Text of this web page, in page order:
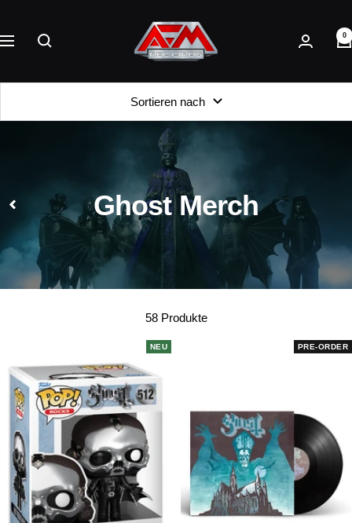
Inhalt
Navigation
AFM
Records
0
Sortieren nach
Ghost Merch
58 Produkte
NEU PRE-ORDER